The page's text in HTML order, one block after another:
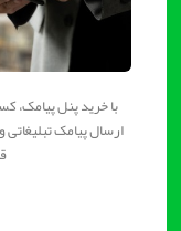
با خرید پنل پیامک،
ارسال پیامک